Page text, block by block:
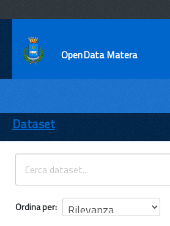
OpenData Matera
ENTI
TEMI
INFORMAZIONI
Dataset
Ordina per